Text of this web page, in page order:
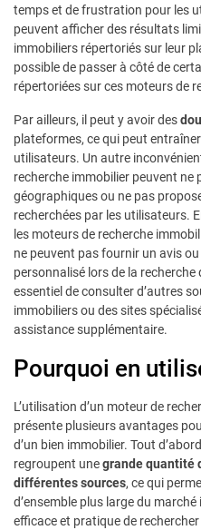
temps et de frustration pour les
peuvent afficher des résultats
immobiliers répertoriés sur leur
possible de passer à côté de
répertoriées sur ces moteurs de
Par ailleurs, il peut y avoir des
plateformes, ce qui peut
utilisateurs. Un autre
recherche immobilier peuvent ne
géographiques ou ne pas
recherchées par les utilisateurs.
les moteurs de recherche
ne peuvent pas fournir un avis
personnalisé lors de la recherche
essentiel de consulter d’autres
immobiliers ou des sites
assistance supplémentaire.
Pourquoi en
L’utilisation d’un moteur de
présente plusieurs avantages
d’un bien immobilier. Tout
regroupent unegrande quantité
différentes sources, ce qui
d’ensemble plus large du
efficace et pratique de